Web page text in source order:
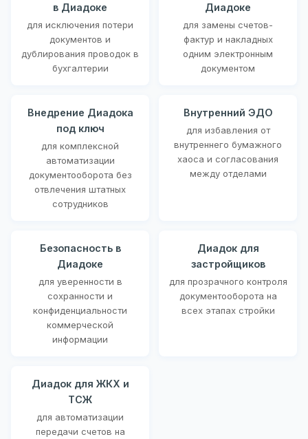
в Диадоке
для исключения потери
документов и
дублирования проводок в
бухгалтерии
Диадоке
для замены счетов-
фактур и накладных
одним электронным
документом
Внедрение Диадока
под ключ
для комплексной
автоматизации
документооборота без
отвлечения штатных
сотрудников
Внутренний ЭДО
для избавления от
внутреннего бумажного
хаоса и согласования
между отделами
Безопасность в
Диадоке
для уверенности в
сохранности и
конфиденциальности
коммерческой
информации
Диадок для
застройщиков
для прозрачного контроля
документооборота на
всех этапах стройки
Диадок для ЖКХ и
ТСЖ
для автоматизации
передачи счетов на